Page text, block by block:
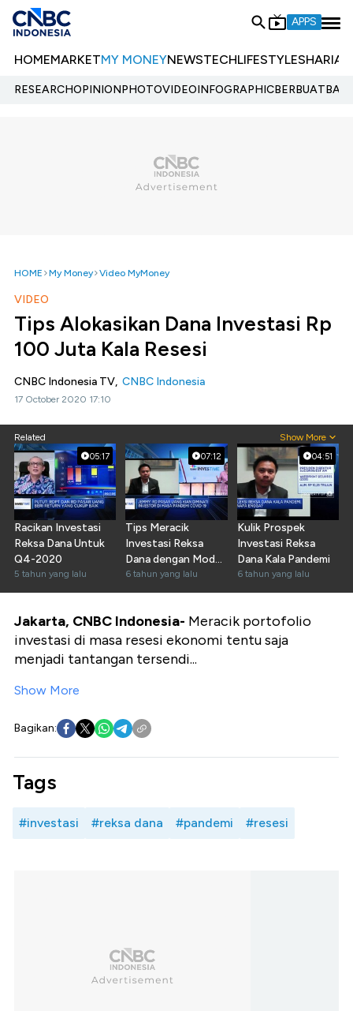
APPS
HOMEMARKETMY MONEYNEWSTECHLIFESTYLESHARIA
RESEARCHOPINIONPHOTOVIDEOINFOGRAPHIC
HOME My Money Video MyMoney
VIDEO
Tips Alokasikan Dana Investasi Rp
100 Juta Kala Resesi
CNBC Indonesia TV, CNBC Indonesia
17 October 2020 17:10
Related Show More
05:17
Racikan Investasi
Reksa Dana Untuk
Q4-2020
5 tahun yang lalu
07:12
Tips Meracik
Investasi Reksa
Dana dengan Modal
Rp 100 Juta
6 tahun yang lalu
04:51
Kulik Prospek
Investasi Reksa
Dana Kala Pandemi
6 tahun yang lalu
Jakarta, CNBC Indonesia- Meracik portofolio
investasi di masa resesi ekonomi tentu saja
menjadi tantangan tersendi...
Show More
Bagikan:
Tags
#investasi #reksa dana #pandemi #resesi